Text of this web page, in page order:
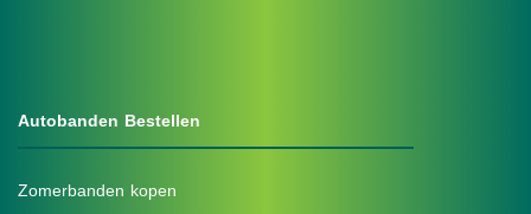
Autobanden Bestellen
Zomerbanden kopen